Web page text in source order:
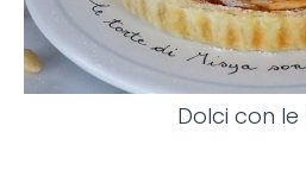
Dolci con le